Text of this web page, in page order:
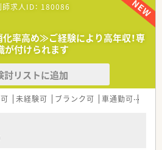
ッカーなどの健康チェックコーナーを設
も気軽に立ち寄れるコミュニティの場を創
求人ID： 180086
率高め≫ご経験により高年収！専
が付けられます
討リストに追加
未経験可 ブランク可 車通勤可